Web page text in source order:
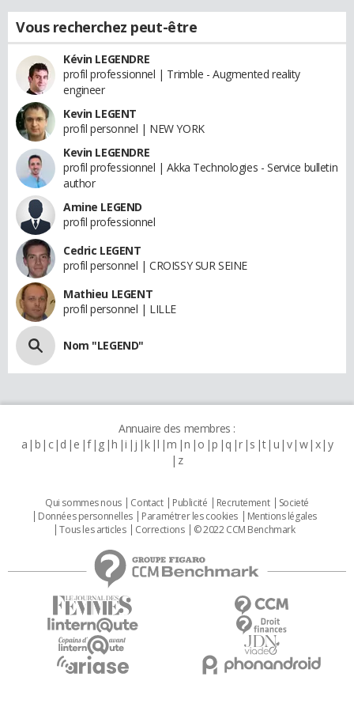
Vous recherchez peut-être
Kévin LEGENDRE
profil professionnel | Trimble - Augmented reality
engineer
Kevin LEGENT
profil personnel | NEW YORK
Kevin LEGENDRE
profil professionnel | Akka Technologies - Service bulletin
author
Amine LEGEND
profil professionnel
Cedric LEGENT
profil personnel | CROISSY SUR SEINE
Mathieu LEGENT
profil personnel | LILLE
Nom "LEGEND"
Annuaire des membres :
a b c d e f g h i j k l m n o p q r s t u v w x y
z
Qui sommes nous Contact Publicité Recrutement
Societé
Données personnelles
Paramétrer les cookies
Mentions légales
Tous les articles
Corrections © 2022 CCM Benchmark